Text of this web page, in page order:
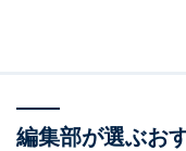
編集部が選ぶお